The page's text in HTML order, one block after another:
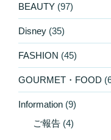
BEAUTY (97)
Disney (35)
FASHION (45)
GOURMET・FOOD
Information (9)
ご報告 (4)